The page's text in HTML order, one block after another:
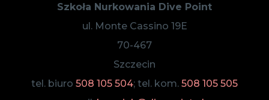
Szkoła Nurkowania Dive Point
ul. Monte Cassino 19E
70-467
Szczecin
tel. biuro 508 105 504; tel. kom. 508 105 505